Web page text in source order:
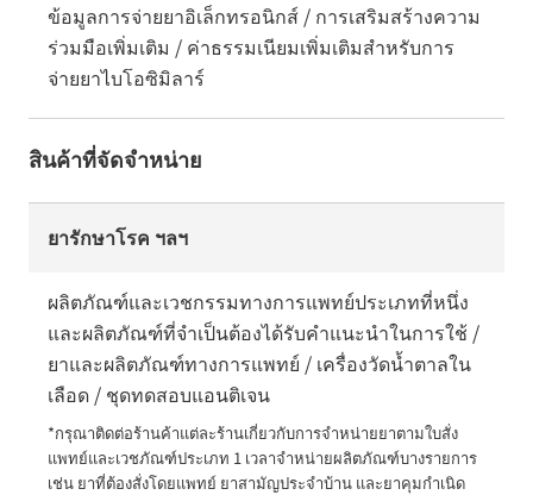
ข้อมูลการจ่ายยาอิเล็กทรอนิกส์ / การเสริมสร้างความ
ร่วมมือเพิ่มเติม / ค่าธรรมเนียมเพิ่มเติมสำหรับการ
จ่ายยาไบโอซิมิลาร์
สินค้าที่จัดจำหน่าย
ยารักษาโรค ฯลฯ
ผลิตภัณฑ์และเวชกรรมทางการแพทย์ประเภทที่หนึ่ง
และผลิตภัณฑ์ที่จำเป็นต้องได้รับคำแนะนำในการใช้ /
ยาและผลิตภัณฑ์ทางการแพทย์ / เครื่องวัดน้ำตาลใน
เลือด / ชุดทดสอบแอนติเจน
*กรุณาติดต่อร้านค้าแต่ละร้านเกี่ยวกับการจำหน่ายยาตามใบสั่ง
แพทย์และเวชภัณฑ์ประเภท 1 เวลาจำหน่ายผลิตภัณฑ์บางรายการ
เช่น ยาที่ต้องสั่งโดยแพทย์ ยาสามัญประจำบ้าน และยาคุมกำเนิด